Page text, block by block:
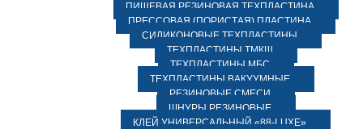
ПИЩЕВАЯ РЕЗИНОВАЯ ТЕХПЛАСТИНА
ПРЕССОВАЯ (ПОРИСТАЯ) ПЛАСТИНА
СИЛИКОНОВЫЕ ТЕХПЛАСТИНЫ
ТЕХПЛАСТИНЫ ТМКЩ
ТЕХПЛАСТИНЫ МБС
ТЕХПЛАСТИНЫ ВАКУУМНЫЕ
РЕЗИНОВЫЕ СМЕСИ
ШНУРЫ РЕЗИНОВЫЕ
КЛЕЙ УНИВЕРСАЛЬНЫЙ «88-LUXE»